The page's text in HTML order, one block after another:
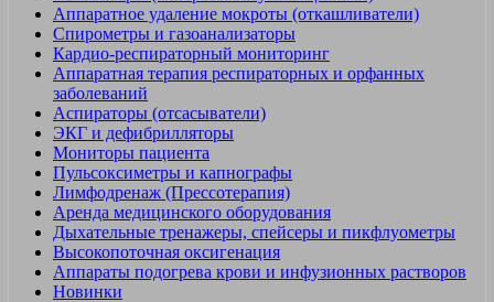
Аппаратное удаление мокроты (откашливатели)
Спирометры и газоанализаторы
Кардио-респираторный мониторинг
Аппаратная терапия респираторных и орфанных
заболеваний
Аспираторы (отсасыватели)
ЭКГ и дефибрилляторы
Мониторы пациента
Пульсоксиметры и капнографы
Лимфодренаж (Прессотерапия)
Аренда медицинского оборудования
Дыхательные тренажеры, спейсеры и пикфлуометры
Высокопоточная оксигенация
Аппараты подогрева крови и инфузионных растворов
Новинки